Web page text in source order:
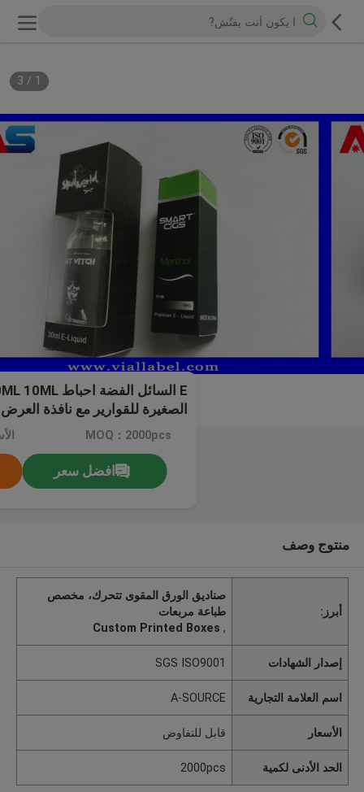
1
/
3
الصغيرة للقوارير مع نافذة العرض
MOQ：2000pcs
افضل سعر
منتوج وصف
أبرز:
صناديق الورق المقوى تتحرك، مخصص
طباعة مربعات
,
Custom Printed Boxes
إصدار الشهادات SGS ISO9001
اسم العلامة التجارية A-SOURCE
الأسعار قابل للتفاوض
الحد الأدنى لكمية 2000pcs